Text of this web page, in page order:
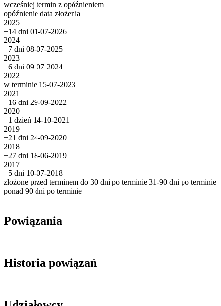
wcześniej termin z opóźnieniem
opóźnienie data złożenia
2025
−14 dni 01-07-2026
2024
−7 dni 08-07-2025
2023
−6 dni 09-07-2024
2022
w terminie 15-07-2023
2021
−16 dni 29-09-2022
2020
−1 dzień 14-10-2021
2019
−21 dni 24-09-2020
2018
−27 dni 18-06-2019
2017
−5 dni 10-07-2018
złożone przed terminem do 30 dni po terminie 31-90 dni po terminie
ponad 90 dni po terminie
Powiązania
Historia powiązań